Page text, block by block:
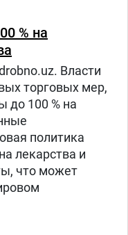
% на
Власти
торговых мер,
до 100 % на
политика
лекарства и
что может